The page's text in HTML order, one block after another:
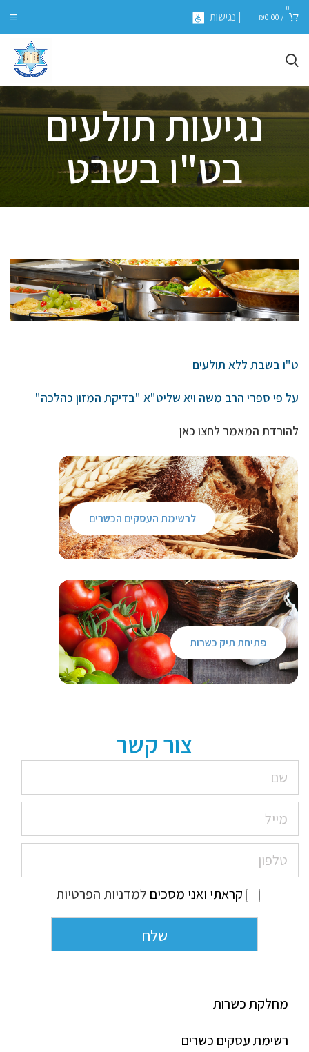
0
/
₪0.00 | נגישות
נגיעות תולעים
בט"ו בשבט
ט"ו בשבת ללא תולעים
על פי ספרי הרב משה ויא שליט"א "בדיקת המזון כהלכה"
להורדת המאמר לחצו כאן
לרשימת העסקים הכשרים
פתיחת תיק כשרות
צור קשר
קראתי ואני מסכים למדניות הפרטיות
מחלקת כשרות
רשימת עסקים כשרים